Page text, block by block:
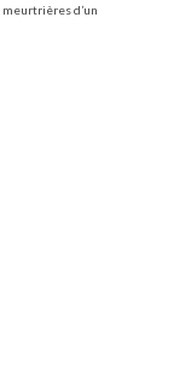
meurtrières d’un